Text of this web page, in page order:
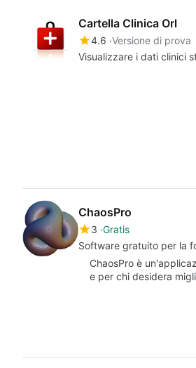
Cartella Clinica Orl
4.6 Versione di prova
Visualizzare i dati clinici
ChaosPro
3 Gratis
Software gratuito per la
ChaosPro è
e per chi desidera